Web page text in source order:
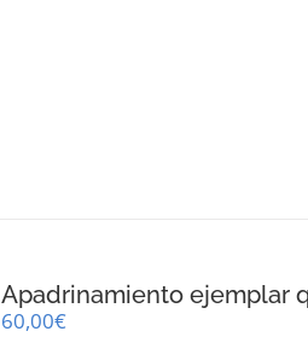
Apadrinamiento ejemplar
60,00€